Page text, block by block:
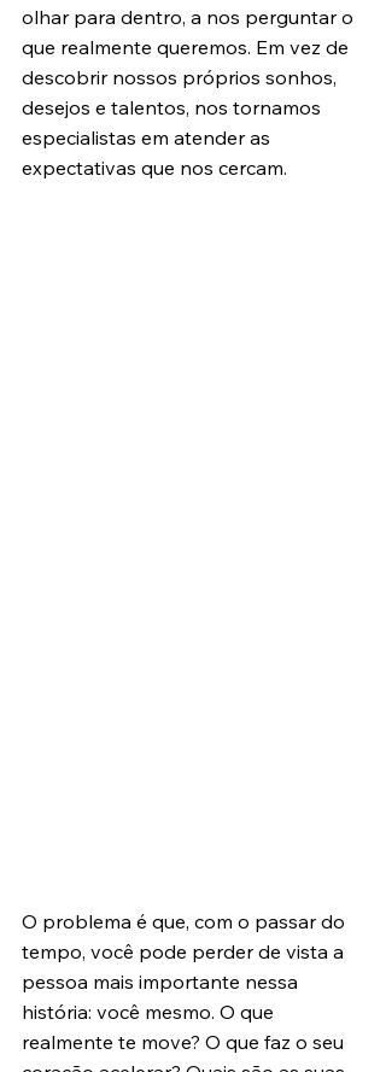
olhar para dentro, a nos perguntar o
que realmente queremos. Em vez de
descobrir nossos próprios sonhos,
desejos e talentos, nos tornamos
especialistas em atender as
expectativas que nos cercam.
O problema é que, com o passar do
tempo, você pode perder de vista a
pessoa mais importante nessa
história: você mesmo. O que
realmente te move? O que faz o seu